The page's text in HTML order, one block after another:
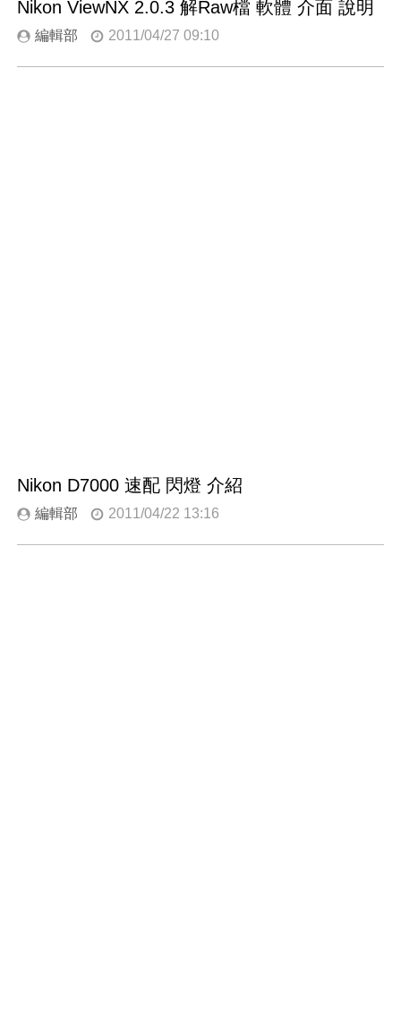
Nikon ViewNX 2.0.3 解Raw檔 軟體 介面 說明
編輯部 2011/04/27 09:10
Nikon D7000 速配 閃燈 介紹
編輯部 2011/04/22 13:16